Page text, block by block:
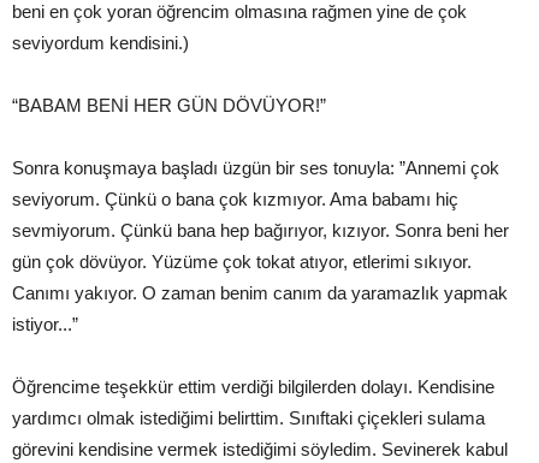
beni en çok yoran öğrencim olmasına rağmen yine de çok
seviyordum kendisini.)
“BABAM BENİ HER GÜN DÖVÜYOR!”
Sonra konuşmaya başladı üzgün bir ses tonuyla: ”Annemi çok
seviyorum. Çünkü o bana çok kızmıyor. Ama babamı hiç
sevmiyorum. Çünkü bana hep bağırıyor, kızıyor. Sonra beni her
gün çok dövüyor. Yüzüme çok tokat atıyor, etlerimi sıkıyor.
Canımı yakıyor. O zaman benim canım da yaramazlık yapmak
istiyor...”
Öğrencime teşekkür ettim verdiği bilgilerden dolayı. Kendisine
yardımcı olmak istediğimi belirttim. Sınıftaki çiçekleri sulama
görevini kendisine vermek istediğimi söyledim. Sevinerek kabul